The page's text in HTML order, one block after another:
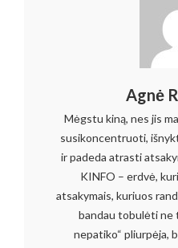
Agnė
Mėgstu kiną, nes jis
susikoncentruoti,
ir padeda atrasti
KINFO – erdvė,
atsakymais, kuriuos
bandau tobulėti ne
nepatiko“ pliurpėja,